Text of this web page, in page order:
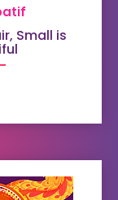
Small is